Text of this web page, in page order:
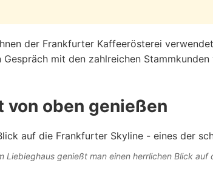
der Frankfurter Kaffeerösterei
mit den zahlreichen
oben genießen
Liebieghaus genießt man einen herrlichen Blick